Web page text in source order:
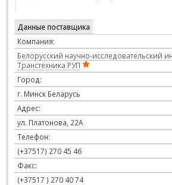
Данные поставщика
Компания:
Белорусский научно-исследовательский
Транстехника РУП
Город:
г. Минск Беларусь
Адрес:
ул. Платонова, 22А
Телефон:
(+37517) 270 45 46
Факс:
(+37517 ) 270 40 74